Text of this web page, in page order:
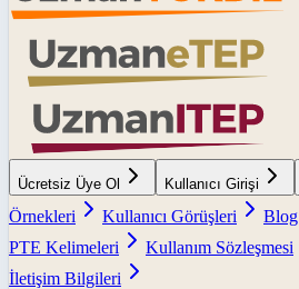
Ücretsiz Üye Ol Kullanıcı Girişi
Örnekleri
Kullanıcı Görüşleri Blog
PTE Kelimeleri
Kullanım Sözleşmesi
İletişim Bilgileri